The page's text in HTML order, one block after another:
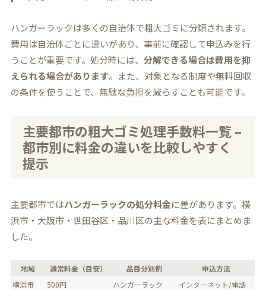
ハンガーラックは多くの自治体で粗大ゴミに分類されます。
費用は自治体ごとに違いがあり、事前に確認して申込みを行
うことが重要です。処分時には、分解できる場合は費用を抑
えられる場合があります。また、対象となる制度や無料回収
の条件を使うことで、無駄な負担を減らすことも可能です。
主要都市の粗大ゴミ処理手数料一覧 –
都市別に料金の違いを比較しやすく
提示
主要都市ではハンガーラックの処分料金に差があります。横
浜市・大阪市・世田谷区・品川区の主な料金を表にまとめま
した。
地域 通常料金（目安） 品目分別例
申込方法
横浜市
500円 ハンガーラック
インターネット/電話